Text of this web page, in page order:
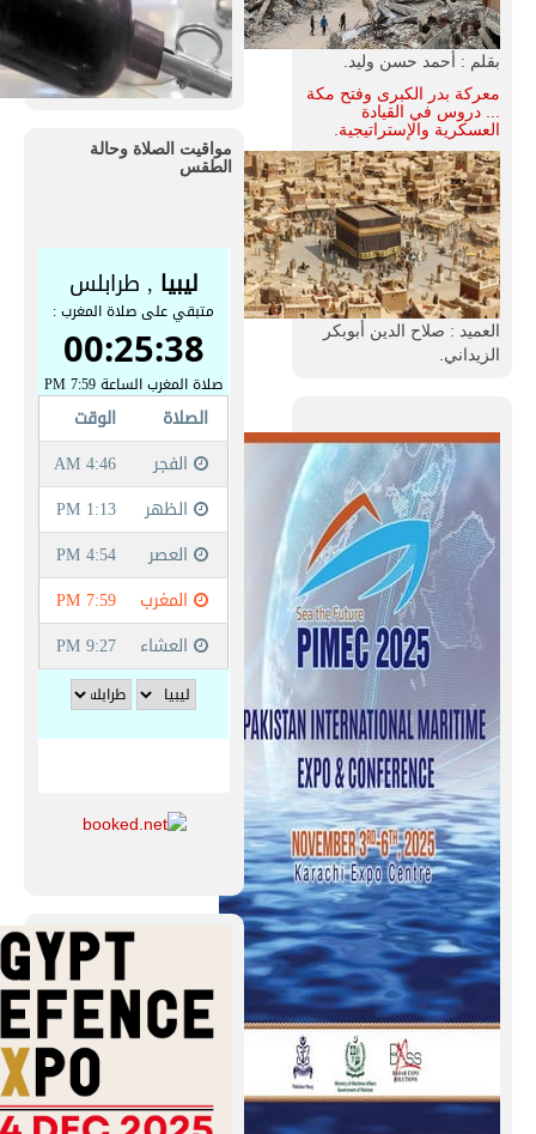
بقلم : أحمد حسن وليد.
معركة بدر الكبرى وفتح مكة
... دروس في القيادة
العسكرية والإستراتيجية.
العميد : صلاح الدين أبوبكر
الزيداني.
مواقيت الصلاة وحالة
الطقس